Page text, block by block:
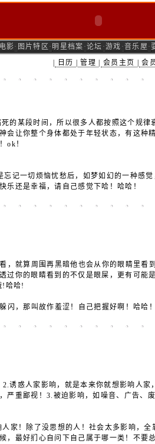
影· 图片特区 · 明星档案 ·论坛 ·游戏 ·音乐屋 ·
日历 管理 会员主页 会
的某段时间，所以很多人都按照这个规律
会让你整个身体都处于年轻状态，有这种
ok！
记一切烦恼忧愁后，如梦如幻的一种感觉
乐还是幸福，请自己感觉下哈！哈哈！
就算周围再黑暗他也会从你的眼睛里看
过你的眼睛看到的不仅是眼屎，更有可能
!哈哈!
，那叫故作羞涩！自己把握好啊！哈哈
诱惑人家影响，就是本来你就想影响人家
严重鄙视！3.被迫影响，如噪音、广告、
家！除了没思想的人！社会太多影响，全
，最好扪心自问下自己属于哪一类！不要